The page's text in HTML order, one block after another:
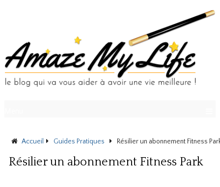
Accueil Guides Pratiques Résilier un abonnement Fitness
Résilier un abonnement Fitness Park